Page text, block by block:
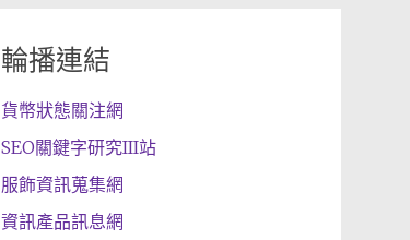
輪播連結
貨幣狀態關注網
SEO關鍵字研究III站
服飾資訊蒐集網
資訊產品訊息網